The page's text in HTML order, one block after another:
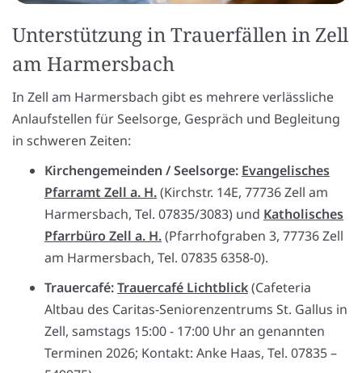
Unterstützung in Trauerfällen in Zell
am Harmersbach
In Zell am Harmersbach gibt es mehrere verlässliche
Anlaufstellen für Seelsorge, Gespräch und Begleitung
in schweren Zeiten:
Kirchengemeinden / Seelsorge: Evangelisches
Pfarramt Zell a. H.(Kirchstr. 14E, 77736 Zell am
Harmersbach, Tel. 07835/3083) und Katholisches
Pfarrbüro Zell a. H.(Pfarrhofgraben 3, 77736 Zell
am Harmersbach, Tel. 07835 6358-0).
Trauercafé:Trauercafé Lichtblick(Cafeteria
Altbau des Caritas-Seniorenzentrums St. Gallus in
Zell, samstags 15:00 - 17:00 Uhr an genannten
Terminen 2026; Kontakt: Anke Haas, Tel. 07835 –